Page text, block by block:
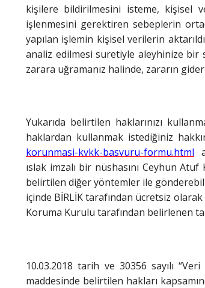
kişilere bildirilmesini isteme, kişisel
işlenmesini gerektiren sebeplerin
yapılan işlemin kişisel verilerin
analiz edilmesi suretiyle aleyhinize bir
zarara uğramanız halinde, zararın
Yukarıda belirtilen haklarınızı
haklardan kullanmak istediğiniz
korunmasi-kvkk-basvuru-formu.html
ıslak imzalı bir nüshasını Ceyhun
belirtilen diğer yöntemler ile
içinde BİRLİK tarafından ücretsiz
Koruma Kurulu tarafından belirlenen
10.03.2018 tarih ve 30356 sayılı
maddesinde belirtilen hakları